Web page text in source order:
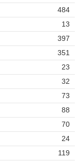
484
13
397
351
23
32
73
88
70
24
119